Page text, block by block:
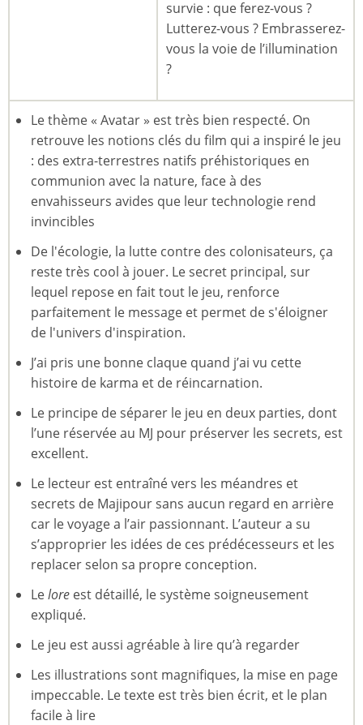
survie : que ferez-vous ?
Lutterez-vous ? Embrasserez-
vous la voie de l’illumination
?
Le thème « Avatar » est très bien respecté. On
retrouve les notions clés du film qui a inspiré le jeu
: des extra-terrestres natifs préhistoriques en
communion avec la nature, face à des
envahisseurs avides que leur technologie rend
invincibles
De l'écologie, la lutte contre des colonisateurs, ça
reste très cool à jouer. Le secret principal, sur
lequel repose en fait tout le jeu, renforce
parfaitement le message et permet de s'éloigner
de l'univers d'inspiration.
J’ai pris une bonne claque quand j’ai vu cette
histoire de karma et de réincarnation.
Le principe de séparer le jeu en deux parties, dont
l’une réservée au MJ pour préserver les secrets, est
excellent.
Le lecteur est entraîné vers les méandres et
secrets de Majipour sans aucun regard en arrière
car le voyage a l’air passionnant. L’auteur a su
s’approprier les idées de ces prédécesseurs et les
replacer selon sa propre conception.
Lelore est détaillé, le système soigneusement
expliqué.
Le jeu est aussi agréable à lire qu’à regarder
Les illustrations sont magnifiques, la mise en page
impeccable. Le texte est très bien écrit, et le plan
facile à lire